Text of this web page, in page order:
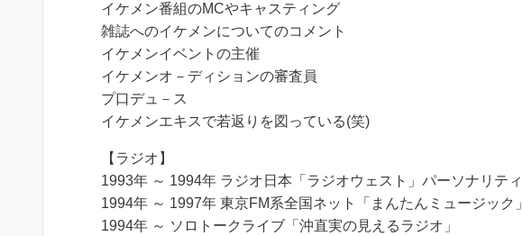
イケメン番組のMCやキャスティング
雑誌へのイケメンについてのコメント
イケメンイベントの主催
イケメンオ－ディションの審査員
プ口デュ－ス
イケメンエキスで若返りを図っている(笑)
【ラジオ】
1993年 ～ 1994年 ラジオ日本「ラジオウェスト」パーソナリティ
1994年 ～ 1997年 東京FM系全国ネット「まんたんミュージック」
1994年 ～ ソロトークライブ「沖直実の見えるラジオ」